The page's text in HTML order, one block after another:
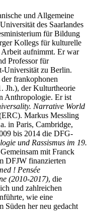
und Allgemeine
des Saarlandes
für Bildung
Kollegs für kulturelle
Arbeit aufnimmt. Er war
Professor für
Universität zu Berlin.
frankophonen
Jh.), der Kulturtheorie
Anthropologie. Er ist
Narrative World
Markus Messling
in Paris, Cambridge,
bis 2014 die DFG-
und Rassismus im 19.
mit Franck
DFJW finanzierten
! Pensée
(2010-2017), die
und zahlreichen
wie eine
Süden her neu gedacht